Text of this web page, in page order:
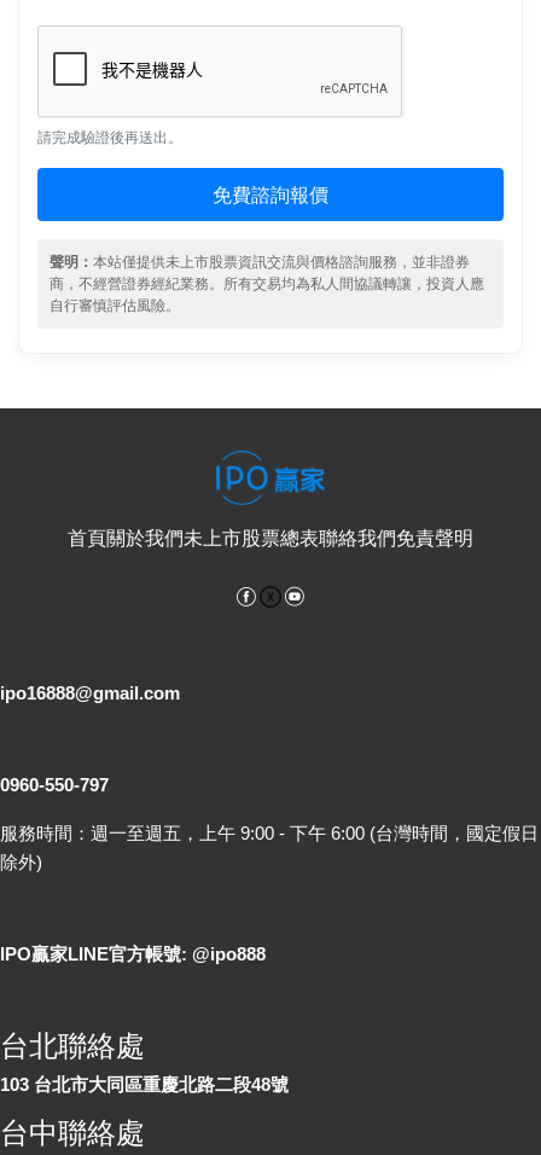
請完成驗證後再送出。
免費諮詢報價
聲明： 本站僅提供未上市股票資訊交流與價格諮詢服務，並非證券
商，不經營證券經紀業務。所有交易均為私人間協議轉讓，投資人應
自行審慎評估風險。
首頁關於我們未上市股票總表聯絡我們免責聲明
Facebook
ipo16888@gmail.com
0960-550-797
服務時間：週一至週五，上午 9:00 - 下午 6:00 (台灣時間，國定假日
除外)
IPO贏家LINE官方帳號: @ipo888
台北聯絡處
103 台北市大同區重慶北路二段48號
台中聯絡處